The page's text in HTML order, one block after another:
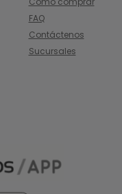
FAQ
Contáctenos
Sucursales